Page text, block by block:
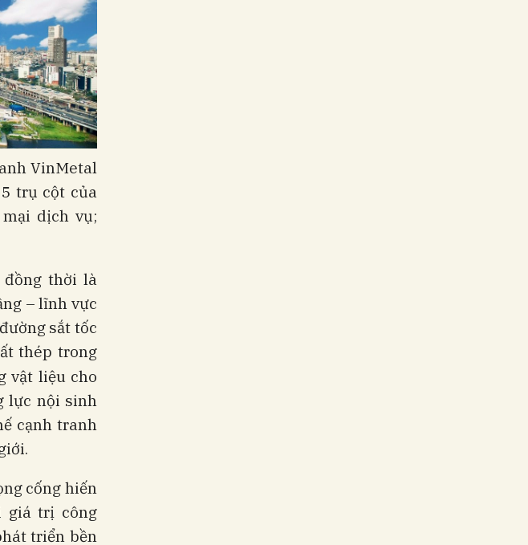
VinMetal
trụ cột của
mại dịch vụ;
đồng thời là
– lĩnh vực
sắt tốc
thép trong
vật liệu cho
lực nội sinh
cạnh tranh
cống hiến
giá trị công
triển bền